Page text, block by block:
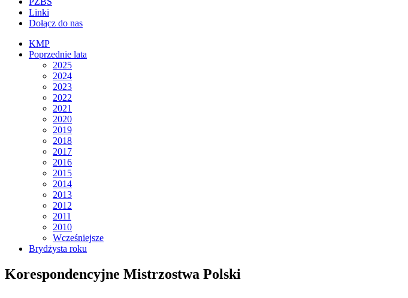
Linki
Dołącz do nas
KMP
Poprzednie lata
2025
2024
2023
2022
2021
2020
2019
2018
2017
2016
2015
2014
2013
2012
2011
2010
Wcześniejsze
Brydżysta roku
Korespondencyjne Mistrzostwa Polski